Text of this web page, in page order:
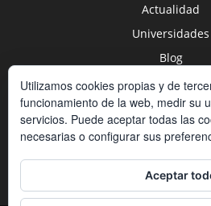
Actualidad
Universidades
Blog
Agenda
Nuevas
Estudios
Utilizamos cookies propias y de
funcionamiento de la web, medir su
servicios. Puede aceptar todas las
necesarias o configurar sus
Aceptar